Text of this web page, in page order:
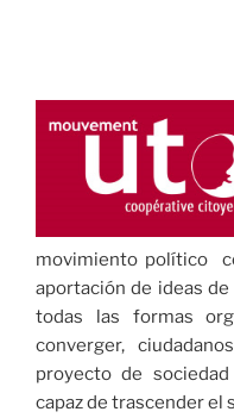
movimiento político
aportación de ideas
todas las formas
converger,
proyecto de
capaz de trascender el